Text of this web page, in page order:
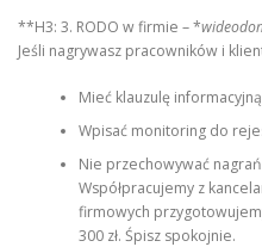
**H3: 3. RODO w firmie – *
Jeśli nagrywasz pracowników i
Mieć klauzulę
Wpisać monitoring do
Nie przechowywać
Współpracujemy z
firmowych
300 zł. Śpisz spokojnie.